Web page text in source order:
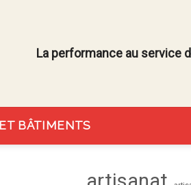
La performance au service
BÂTIMENTS